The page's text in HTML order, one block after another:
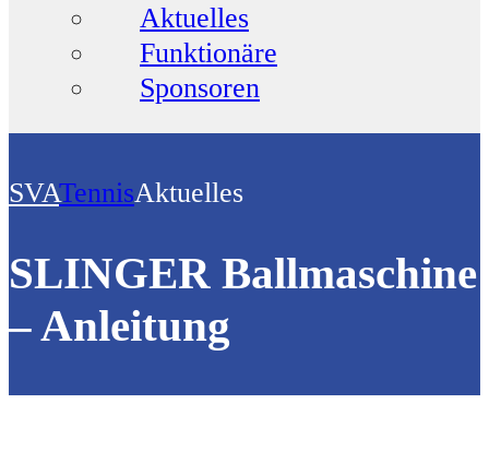
Aktuelles
Funktionäre
Sponsoren
SVATennisAktuelles
SLINGER Ballmaschine
– Anleitung